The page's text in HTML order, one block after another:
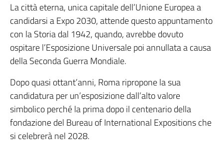
La città eterna, unica capitale dell’Unione Europea a
candidarsi a Expo 2030, attende questo appuntamento
con la Storia dal 1942, quando, avrebbe dovuto
ospitare l’Esposizione Universale poi annullata a causa
della Seconda Guerra Mondiale.
Dopo quasi ottant’anni, Roma ripropone la sua
candidatura per un’esposizione dall’alto valore
simbolico perché la prima dopo il centenario della
fondazione del Bureau of International Expositions che
si celebrerà nel 2028.